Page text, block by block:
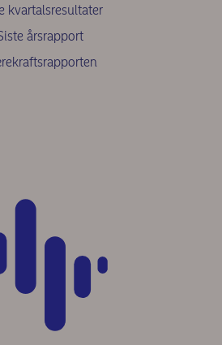
kvartalsresultater
årsrapport